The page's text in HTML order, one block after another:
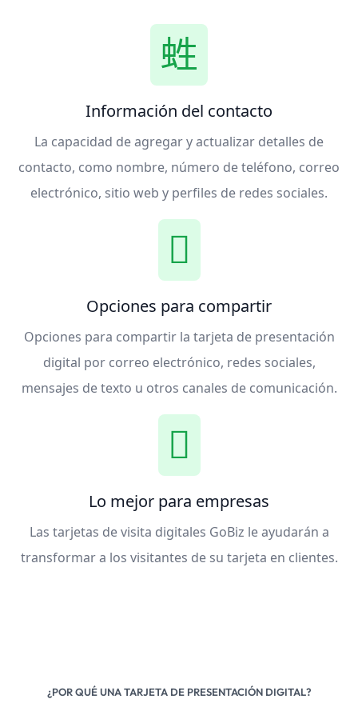
Información del contacto
La capacidad de agregar y actualizar detalles de
contacto, como nombre, número de teléfono, correo
electrónico, sitio web y perfiles de redes sociales.
Opciones para compartir
Opciones para compartir la tarjeta de presentación
digital por correo electrónico, redes sociales,
mensajes de texto u otros canales de comunicación.
Lo mejor para empresas
Las tarjetas de visita digitales GoBiz le ayudarán a
transformar a los visitantes de su tarjeta en clientes.
¿POR QUÉ UNA TARJETA DE PRESENTACIÓN DIGITAL?